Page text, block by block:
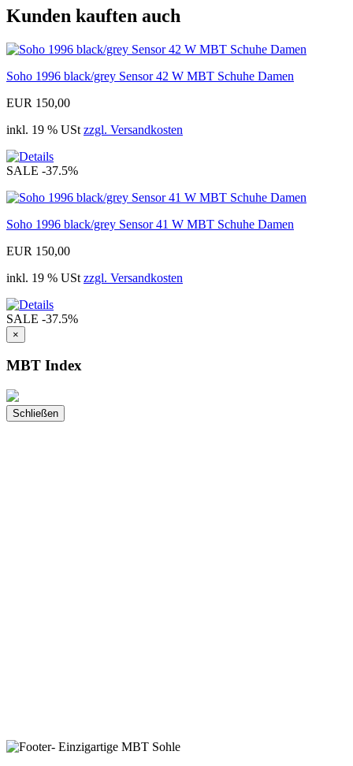
Kunden kauften auch
Soho 1996 black/grey Sensor 42 W MBT Schuhe Damen
EUR 150,00
inkl. 19 % USt zzgl. Versandkosten
SALE -37.5%
Soho 1996 black/grey Sensor 41 W MBT Schuhe Damen
EUR 150,00
inkl. 19 % USt zzgl. Versandkosten
SALE -37.5%
×
MBT Index
Schließen